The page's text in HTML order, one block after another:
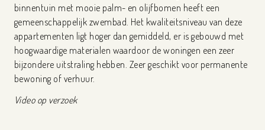
binnentuin met mooie palm- en olijfbomen heeft een
gemeenschappelijk zwembad. Het kwaliteitsniveau van deze
appartementen ligt hoger dan gemiddeld, er is gebouwd met
hoogwaardige materialen waardoor de woningen een zeer
bijzondere uitstraling hebben. Zeer geschikt voor permanente
bewoning of verhuur.
Video op verzoek